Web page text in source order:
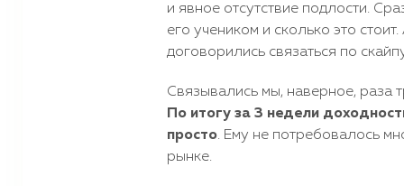
и явное отсутствие подлости.
его учеником и сколько это
договорились связаться по
Связывались мы, наверное, раза
По итогу за 3 недели
просто. Ему не потребовалось
рынке.